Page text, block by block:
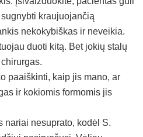
kraujuojančią
nekokybiškas ir neveikia.
duoti kitą. Bet jokių stalų
paaiškinti, kaip jis mano, ar
ir kokiomis formomis jis
nariai nesuprato, kodėl S.